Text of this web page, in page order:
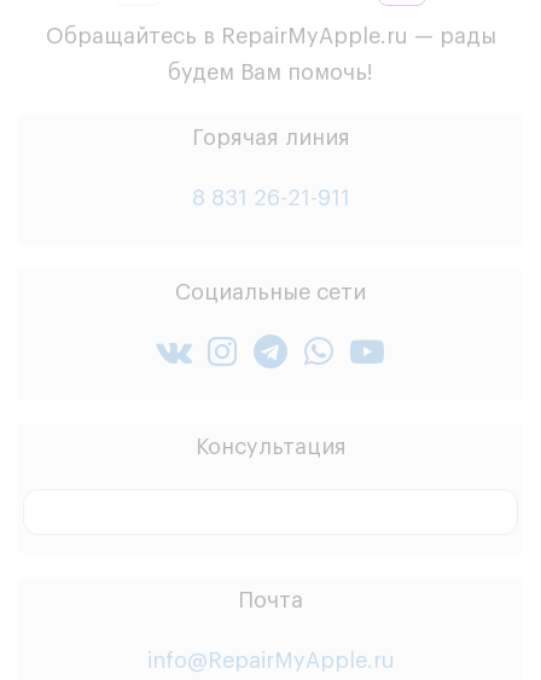
Обращайтесь в RepairMyApple.ru — рады
будем Вам помочь!
Горячая линия
8 831 26-21-911
Социальные сети
Консультация
Почта
info@RepairMyApple.ru